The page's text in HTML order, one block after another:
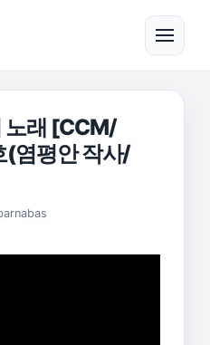
메뉴
노래 [CCM/
(염평안 작사/
월 18일